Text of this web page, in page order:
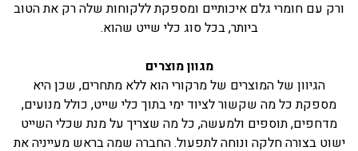
ורק עם חומרי גלם איכותיים ומספקת ללקוחות שלה רק את הטוב
ביותר, בכל סוג כלי שייט שהוא.
מגוון מוצרים
הגיוון של המוצרים של מרקורי הוא ללא מתחרים, שכן היא
מספקת כל מה שקשור לציוד ימי בתוך כלי שייט, כולל מנועים,
מדחפים, תוספים ולמעשה, כל מה שצריך על מנת שכלי השייט
ישוט בצורה חלקה ונוחה לתפעול. החברה שמה בראש מעייניה את